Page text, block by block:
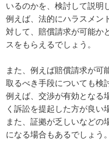
いるのかを、検討して説明
例えば、法的にハラスメン
対して、賠償請求が可能か
スをもらえるでしょう。
また、例えば賠償請求が可
取るべき手段についても検
例えば、交渉が有効となる
く訴訟を提起した方が良い
また、証拠が乏しいなどの
になる場合もあるでしょう。